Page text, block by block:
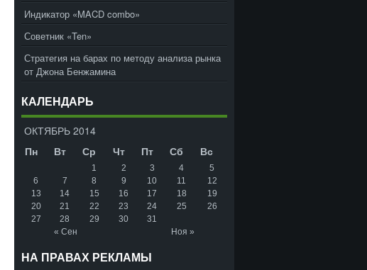
Индикатор «MACD combo»
Советник «Ten»
Стратегия на барах по методу анализа рынка
от Джона Бенжамина
КАЛЕНДАРЬ
ОКТЯБРЬ 2014
Пн
Вт Ср Чт Пт Сб Вс
« Сен Ноя »
1 2 3 4
5
6
7 8 9 10 11
12
13
14 15 16 17 18
19
20
21 22 23 24 25
26
27
28 29 30 31
НА ПРАВАХ РЕКЛАМЫ